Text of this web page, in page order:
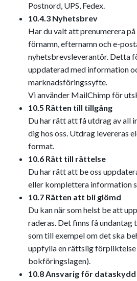
Postnord, UPS, Fedex.
10.4.3 Nyhetsbrev
Har du valt att prenumerera
förnamn, efternamn och e-
nyhetsbrevsleverantör. Detta
uppdaterad med information
marknadsföringssyfte.
Vi använder MailChimp för
10.5 Rätten till tillgång
Du har rätt att få utdrag av all
dig hos oss. Utdrag levereras
format.
10.6 Rätt till rättelse
Du har rätt att be oss
eller komplettera information
10.7 Rätten att bli glömd
Du kan när som helst be att
raderas. Det finns få
som till exempel om det ska
uppfylla en rättslig
bokföringslagen).
10.8 Ansvarig för dataskydd